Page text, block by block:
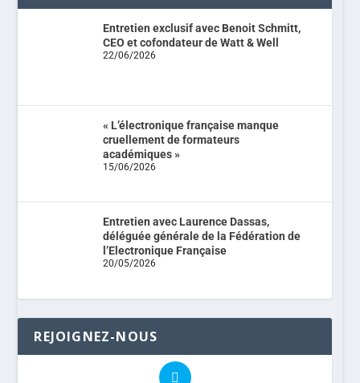
Entretien exclusif avec Benoit Schmitt,
CEO et cofondateur de Watt & Well
22/06/2026
« L’électronique française manque
cruellement de formateurs
académiques »
15/06/2026
Entretien avec Laurence Dassas,
déléguée générale de la Fédération de
l’Electronique Française
20/05/2026
REJOIGNEZ-NOUS